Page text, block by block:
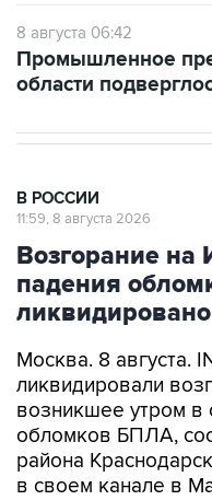
8 августа 06:42
Промышленное
области
В РОССИИ
11:59, 8 августа 2026
Возгорание на
падения
ликвидировано
Москва. 8 августа.
ликвидировали
возникшее утром в
обломков БПЛА,
района
в своем канале в